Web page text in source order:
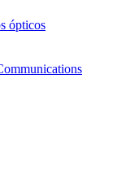
ópticos